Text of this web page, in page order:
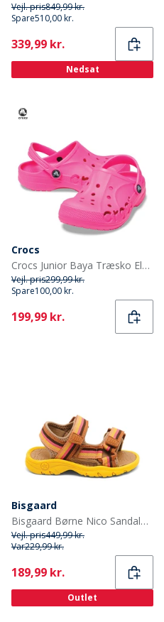
Vejl. pris849,99 kr.
Spare510,00 kr.
Current
339,99 kr.
Nedsat
Crocs
Crocs Junior Baya Træsko Elektrisk Rosa
Vejl. pris299,99 kr.
Spare100,00 kr.
Current
199,99 kr.
Bisgaard
Bisgaard Børne Nico Sandaler Lemon Mix
Vejl. pris449,99 kr.
Var229,99 kr.
Current
189,99 kr.
Outlet